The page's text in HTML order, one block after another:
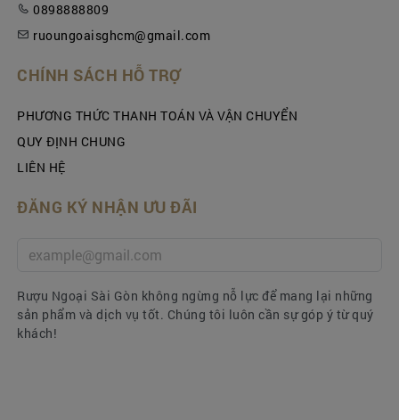
0898888809
ruoungoaisghcm@gmail.com
CHÍNH SÁCH HỖ TRỢ
PHƯƠNG THỨC THANH TOÁN VÀ VẬN CHUYỂN
QUY ĐỊNH CHUNG
LIÊN HỆ
ĐĂNG KÝ NHẬN ƯU ĐÃI
Rượu Ngoại Sài Gòn không ngừng nỗ lực để mang lại những
sản phẩm và dịch vụ tốt. Chúng tôi luôn cần sự góp ý từ quý
khách!